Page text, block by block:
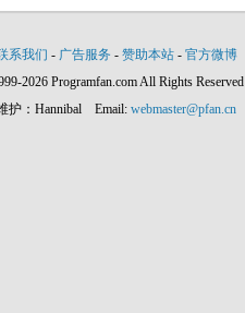
系我们 - 广告服务 - 赞助本站 - 官方微博
2026 Programfan.com All Rights Reserved
护：Hannibal Email: webmaster@pfan.cn